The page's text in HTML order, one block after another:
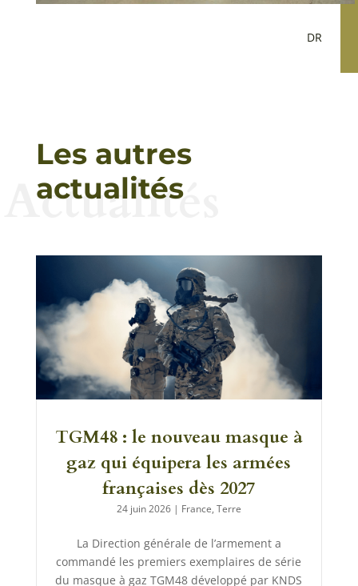
DR
Les autres
actualités
Actualités
TGM48 : le nouveau masque à
gaz qui équipera les armées
françaises dès 2027
24 juin 2026| France, Terre
La Direction générale de l’armement a
commandé les premiers exemplaires de série
du masque à gaz TGM48 développé par KNDS